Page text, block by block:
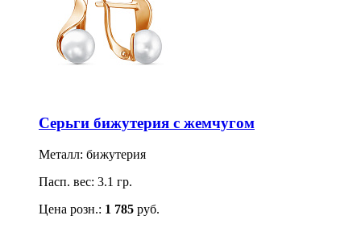
Серьги бижутерия с жемчугом
Металл: бижутерия
Пасп. вес: 3.1 гр.
Цена розн.: 1 785 руб.